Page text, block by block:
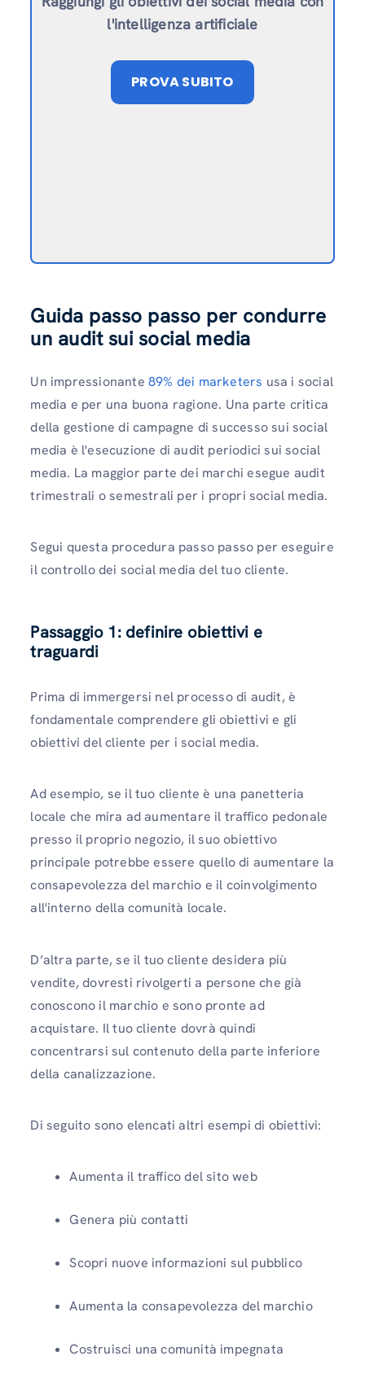
l'intelligenza artificiale
PROVA SUBITO
Guida passo passo per condurre
un audit sui social media
Un impressionante 89% dei marketers usa i social
media e per una buona ragione. Una parte critica
della gestione di campagne di successo sui social
media è l'esecuzione di audit periodici sui social
media. La maggior parte dei marchi esegue audit
trimestrali o semestrali per i propri social media.
Segui questa procedura passo passo per eseguire
il controllo dei social media del tuo cliente.
Passaggio 1: definire obiettivi e
traguardi
Prima di immergersi nel processo di audit, è
fondamentale comprendere gli obiettivi e gli
obiettivi del cliente per i social media.
Ad esempio, se il tuo cliente è una panetteria
locale che mira ad aumentare il traffico pedonale
presso il proprio negozio, il suo obiettivo
principale potrebbe essere quello di aumentare la
consapevolezza del marchio e il coinvolgimento
all'interno della comunità locale.
D’altra parte, se il tuo cliente desidera più
vendite, dovresti rivolgerti a persone che già
conoscono il marchio e sono pronte ad
acquistare. Il tuo cliente dovrà quindi
concentrarsi sul contenuto della parte inferiore
della canalizzazione.
Di seguito sono elencati altri esempi di obiettivi:
Aumenta il traffico del sito web
Genera più contatti
Scopri nuove informazioni sul pubblico
Aumenta la consapevolezza del marchio
Costruisci una comunità impegnata